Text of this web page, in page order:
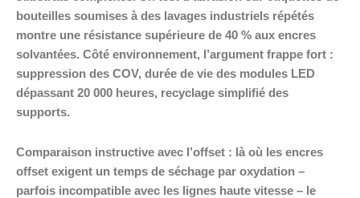
bouteilles soumises à des lavages industriels répétés
montre une résistance supérieure de 40 % aux encres
solvantées. Côté environnement, l’argument frappe fort :
suppression des COV, durée de vie des modules LED
dépassant 20 000 heures, recyclage simplifié des
supports.
Comparaison instructive avec l’offset : là où les encres
offset exigent un temps de séchage par oxydation –
parfois incompatible avec les lignes haute vitesse – le